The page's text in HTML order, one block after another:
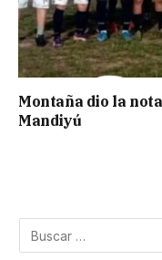
Montaña dio la
Mandiyú